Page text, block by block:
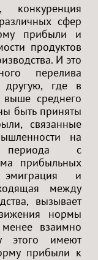
сфер
прибыли и
продуктов
И это
перелива
где в
среднего
быть приняты
связанные
на
периода с
прибыльных
и
между
вызывает
нормы
взаимно
этого имеют
прибыли к